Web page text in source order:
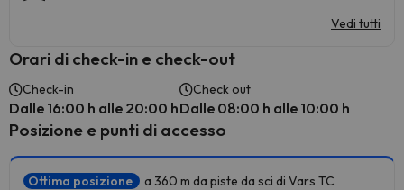
Vedi tutti
Orari di check-in e check-out
Check-in
Dalle 16:00 h alle 20:00 h
Check out
Dalle 08:00 h alle 10:00 h
Posizione e punti di accesso
Ottima posizione
a 360 m da piste da sci di Vars TC